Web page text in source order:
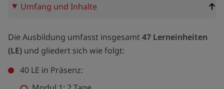
Umfang und Inhalte
Die Ausbildung umfasst insgesamt47 Lerneinheiten
(LE) und gliedert sich wie folgt:
40 LE in Präsenz: